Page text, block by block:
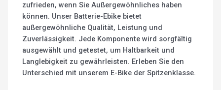
zufrieden, wenn Sie Außergewöhnliches haben
können. Unser Batterie-Ebike bietet
außergewöhnliche Qualität, Leistung und
Zuverlässigkeit. Jede Komponente wird sorgfältig
ausgewählt und getestet, um Haltbarkeit und
Langlebigkeit zu gewährleisten. Erleben Sie den
Unterschied mit unserem E-Bike der Spitzenklasse.